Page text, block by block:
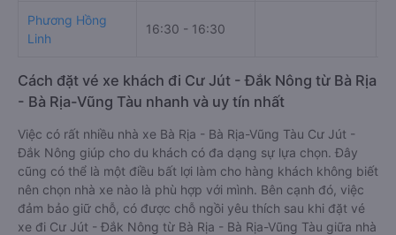
Phương Hồng
Linh
16:30 - 16:30
Cách đặt vé xe khách đi Cư Jút - Đắk Nông từ Bà Rịa
- Bà Rịa-Vũng Tàu nhanh và uy tín nhất
Việc có rất nhiều nhà xe Bà Rịa - Bà Rịa-Vũng Tàu Cư Jút -
Đắk Nông giúp cho du khách có đa dạng sự lựa chọn. Đây
cũng có thể là một điều bất lợi làm cho hàng khách không biết
nên chọn nhà xe nào là phù hợp với mình. Bên cạnh đó, việc
đảm bảo giữ chỗ, có được chỗ ngồi yêu thích sau khi đặt vé
xe đi Cư Jút - Đắk Nông từ Bà Rịa - Bà Rịa-Vũng Tàu giữa nhà